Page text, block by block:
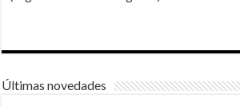
Últimas novedades